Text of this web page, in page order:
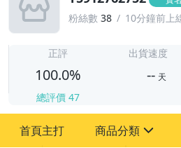
粉絲數 38 10分鐘前上
正評
100.0%
總評價 47
出貨速度
-- 天
首頁主打 商品分類